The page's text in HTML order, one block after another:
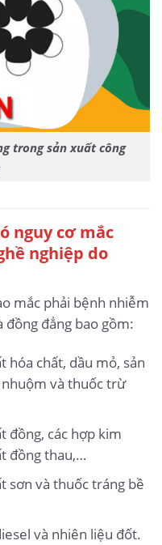
trong sản xuất công
nguy cơ mắc
nghiệp do
mắc phải bệnh nhiễm
đồng đẳng bao gồm:
hóa chất, dầu mỏ, sản
và thuốc trừ
đồng, các hợp kim
đồng thau,…
sơn và thuốc tráng bề
và nhiên liệu đốt.